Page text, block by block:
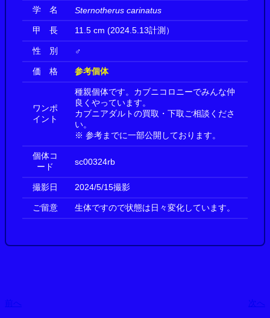
学 名 Sternotherus carinatus
甲 長 11.5 cm (2024.5.13計測）
性 別 ♂
価 格 参考個体
ワンポ
イント
種親個体です。カブニコロニーでみんな仲
良くやっています。
カブニアダルトの買取・下取ご相談くださ
い。
※ 参考までに一部公開しております。
個体コ
ード
sc00324rb
撮影日 2024/5/15撮影
ご留意 生体ですので状態は日々変化しています。
前へ 次へ